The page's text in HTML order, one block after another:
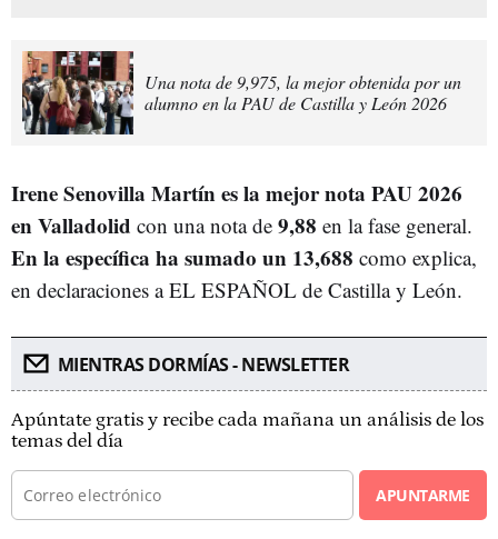
Una nota de 9,975, la mejor obtenida por un
alumno en la PAU de Castilla y León 2026
Irene Senovilla Martín es la mejor nota PAU 2026
en Valladolid con una nota de 9,88 en la fase general.
En la específica ha sumado un 13,688 como explica,
en declaraciones a EL ESPAÑOL de Castilla y León.
MIENTRAS DORMÍAS - NEWSLETTER
Apúntate gratis y recibe cada mañana un análisis de los
temas del día
APUNTARME